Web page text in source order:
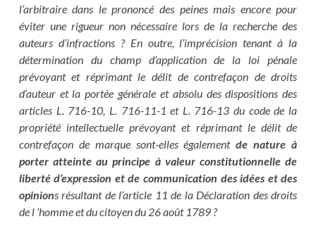
l’arbitraire dans le prononcé des peines mais encore pour
éviter une rigueur non nécessaire lors de la recherche des
auteurs d’infractions ? En outre, l’imprécision tenant à la
détermination du champ d’application de la loi pénale
prévoyant et réprimant le délit de contrefaçon de droits
d’auteur et la portée générale et absolu des dispositions des
articles L. 716-10, L. 716-11-1 et L. 716-13 du code de la
propriété intellectuelle prévoyant et réprimant le délit de
contrefaçon de marque sont-elles égalementde nature à
porter atteinte au principe à valeur constitutionnelle de
liberté d’expression et de communication des idées et des
opinions résultant de l’article 11 de la Déclaration des droits
de l ’homme et du citoyen du 26 août 1789 ?